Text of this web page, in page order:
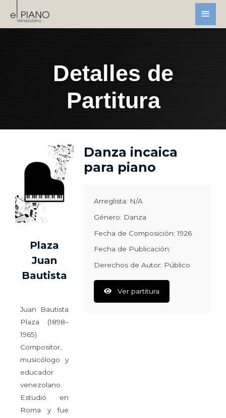
Detalles de
Partitura
Plaza
Juan
Bautista
Juan Bautista
Plaza (1898–
1965)
Compositor,
musicólogo y
educador
venezolano.
Estudió en
Roma y fue
Danza incaica
para piano
Arreglista: N/A
Género: Danza
Fecha de Composición: 1926
Fecha de Publicación:
Derechos de Autor: Público
Ver partitura